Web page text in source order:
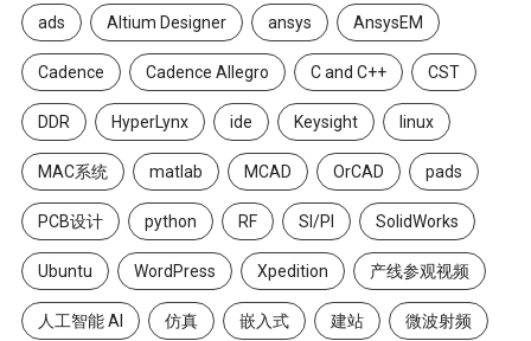
ads Altium Designer ansys AnsysEM
Cadence Cadence Allegro C and C++ CST
DDR HyperLynx ide Keysight linux
MAC系统 matlab MCAD OrCAD pads
PCB设计 python RF SI/PI SolidWorks
Ubuntu WordPress Xpedition 产线参观视频
人工智能 AI 仿真 嵌入式 建站 微波射频